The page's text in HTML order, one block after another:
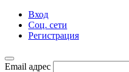
Вход
Соц. сети
Регистрация
Email адрес